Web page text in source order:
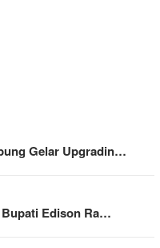
Gelar Upgradin…
Edison Ra…